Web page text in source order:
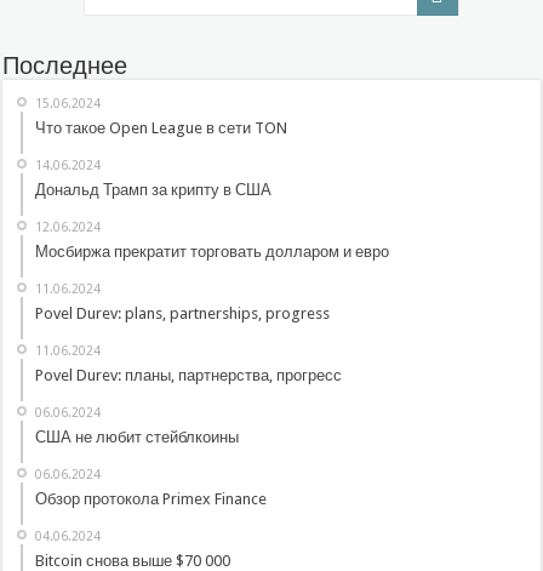
Последнее
15.06.2024
Что такое Open League в сети TON
14.06.2024
Дональд Трамп за крипту в США
12.06.2024
Мосбиржа прекратит торговать долларом и евро
11.06.2024
Povel Durev: plans, partnerships, progress
11.06.2024
Povel Durev: планы, партнерства, прогресс
06.06.2024
США не любит стейблкоины
06.06.2024
Обзор протокола Primex Finance
04.06.2024
Bitcoin снова выше $70 000